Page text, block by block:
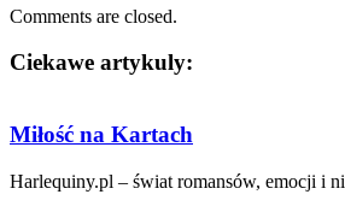
Comments are closed.
Ciekawe artykuly:
Miłość na Kartach
Harlequiny.pl – świat romansów, emocji i